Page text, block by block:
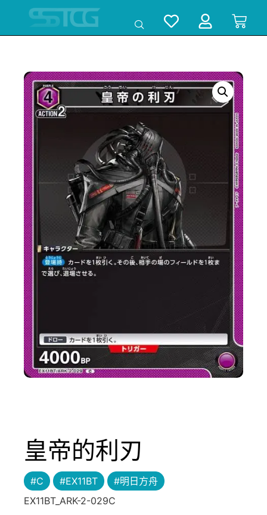
皇帝的利刃
#C #EX11BT
#明日方舟
EX11BT_ARK-2-029C